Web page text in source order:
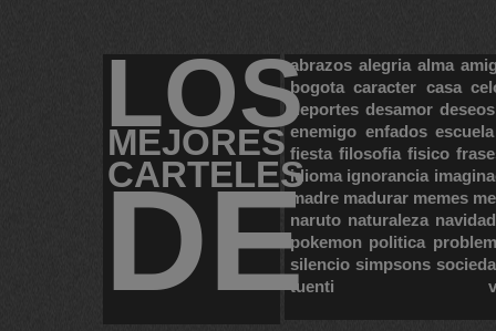
LOS
MEJORES
CARTELES
DE
abrazos alegria alma
bogota caracter casa
deportes desamor deseos
enemigo enfados escuela
fiesta filosofia fisico
idioma ignorancia
madre madurar memes
naruto naturaleza navidad
pokemon politica
silencio simpsons
tuenti